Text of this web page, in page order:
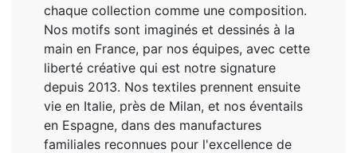
chaque collection comme une composition.
Nos motifs sont imaginés et dessinés à la
main en France, par nos équipes, avec cette
liberté créative qui est notre signature
depuis 2013. Nos textiles prennent ensuite
vie en Italie, près de Milan, et nos éventails
en Espagne, dans des manufactures
familiales reconnues pour l'excellence de